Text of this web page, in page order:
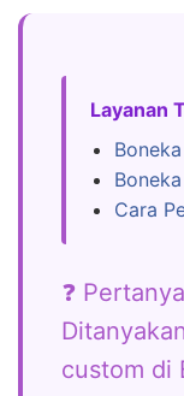
Layanan
Cara
❓
custom di